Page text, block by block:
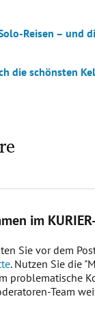
Reisen – und
die schönsten